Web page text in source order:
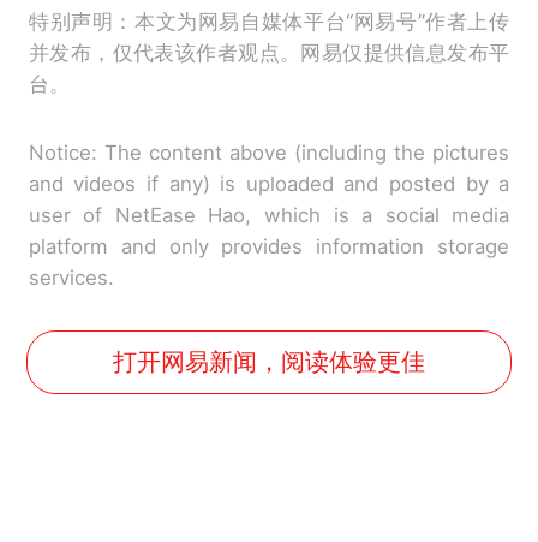
特别声明：本文为网易自媒体平台“网易号”作者上传
并发布，仅代表该作者观点。网易仅提供信息发布平
台。
Notice: The content above (including the pictures
and videos if any) is uploaded and posted by a
user of NetEase Hao, which is a social media
platform and only provides information storage
services.
打开网易新闻，阅读体验更佳